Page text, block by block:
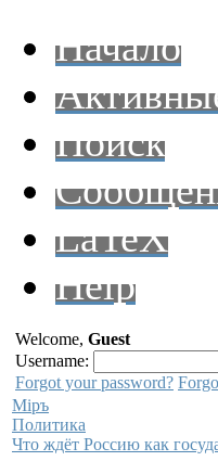
Начало
Поиск
LaTeX
Help
Welcome, Guest
Username:
Forgot your password?
Мiръ
Политика
Что ждёт Россию как